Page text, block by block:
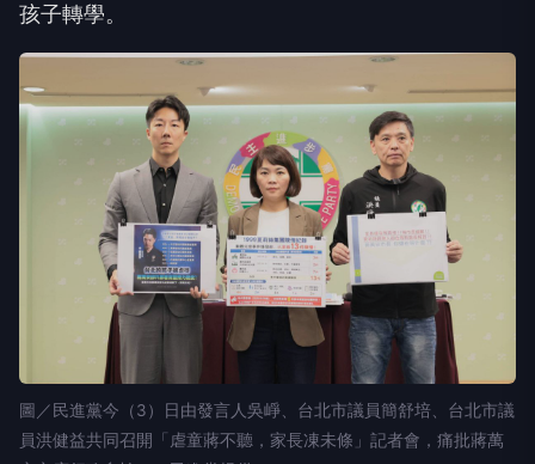
孩子轉學。
圖／民進黨今（3）日由發言人吳崢、台北市議員簡舒培、台北市議
員洪健益共同召開「虐童蔣不聽，家長凍未條」記者會，痛批蔣萬